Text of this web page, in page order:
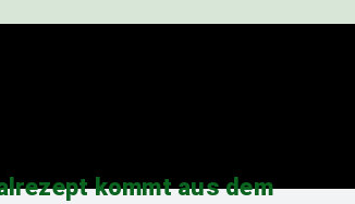
kommt aus dem